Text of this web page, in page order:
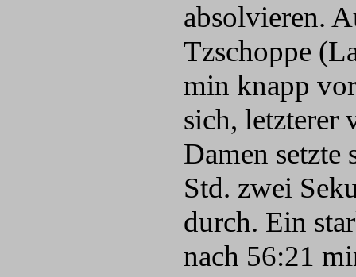
absolvieren.
Tzschoppe
min knapp
sich, letzterer
Damen
Std. zwei
durch. Ein
nach 56:21